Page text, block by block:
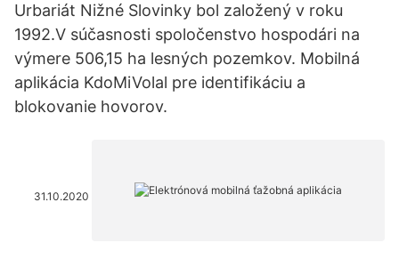
Urbariát Nižné Slovinky bol založený v roku
1992.V súčasnosti spoločenstvo hospodári na
výmere 506,15 ha lesných pozemkov. Mobilná
aplikácia KdoMiVolal pre identifikáciu a
blokovanie hovorov.
31.10.2020